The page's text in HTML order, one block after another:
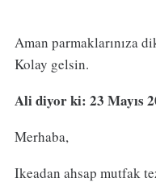
Aman parmaklarınıza
Kolay gelsin.
Alidiyor ki: 23 Mayıs
Merhaba,
Ikeadan ahsap mutfak